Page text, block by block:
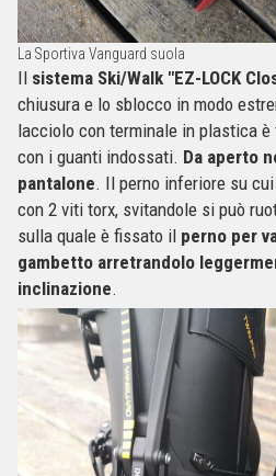
La Sportiva Vanguard suola
Il sistema Ski/Walk "EZ-LOCK
chiusura e lo sblocco in modo
lacciolo con terminale in plastica
con i guanti indossati. Da aperto
pantalone. Il perno inferiore su
con 2 viti torx, svitandole si può
sulla quale è fissato il perno per
gambetto arretrandolo
inclinazione.